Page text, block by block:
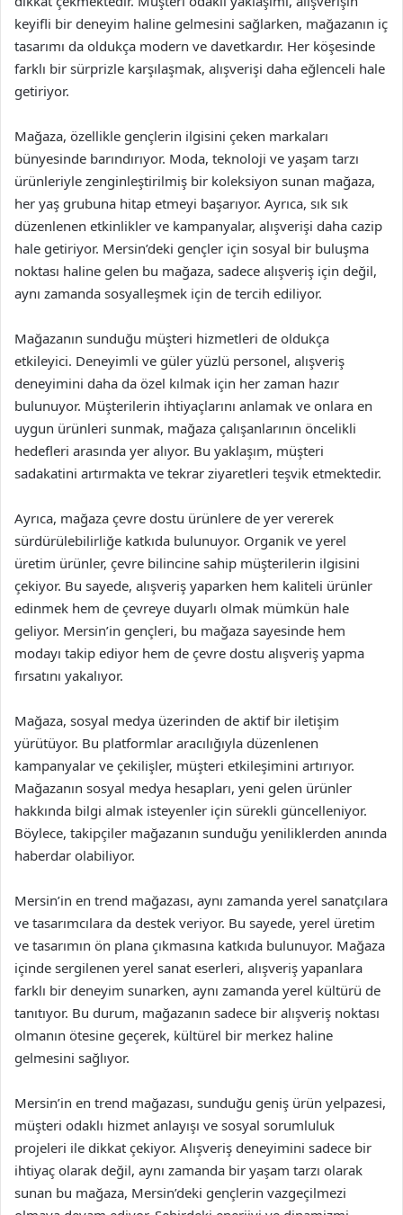
keyifli bir deneyim haline gelmesini sağlarken, mağazanın iç
tasarımı da oldukça modern ve davetkardır. Her köşesinde
farklı bir sürprizle karşılaşmak, alışverişi daha eğlenceli hale
getiriyor.
Mağaza, özellikle gençlerin ilgisini çeken markaları
bünyesinde barındırıyor. Moda, teknoloji ve yaşam tarzı
ürünleriyle zenginleştirilmiş bir koleksiyon sunan mağaza,
her yaş grubuna hitap etmeyi başarıyor. Ayrıca, sık sık
düzenlenen etkinlikler ve kampanyalar, alışverişi daha cazip
hale getiriyor. Mersin’deki gençler için sosyal bir buluşma
noktası haline gelen bu mağaza, sadece alışveriş için değil,
aynı zamanda sosyalleşmek için de tercih ediliyor.
Mağazanın sunduğu müşteri hizmetleri de oldukça
etkileyici. Deneyimli ve güler yüzlü personel, alışveriş
deneyimini daha da özel kılmak için her zaman hazır
bulunuyor. Müşterilerin ihtiyaçlarını anlamak ve onlara en
uygun ürünleri sunmak, mağaza çalışanlarının öncelikli
hedefleri arasında yer alıyor. Bu yaklaşım, müşteri
sadakatini artırmakta ve tekrar ziyaretleri teşvik etmektedir.
Ayrıca, mağaza çevre dostu ürünlere de yer vererek
sürdürülebilirliğe katkıda bulunuyor. Organik ve yerel
üretim ürünler, çevre bilincine sahip müşterilerin ilgisini
çekiyor. Bu sayede, alışveriş yaparken hem kaliteli ürünler
edinmek hem de çevreye duyarlı olmak mümkün hale
geliyor. Mersin’in gençleri, bu mağaza sayesinde hem
modayı takip ediyor hem de çevre dostu alışveriş yapma
fırsatını yakalıyor.
Mağaza, sosyal medya üzerinden de aktif bir iletişim
yürütüyor. Bu platformlar aracılığıyla düzenlenen
kampanyalar ve çekilişler, müşteri etkileşimini artırıyor.
Mağazanın sosyal medya hesapları, yeni gelen ürünler
hakkında bilgi almak isteyenler için sürekli güncelleniyor.
Böylece, takipçiler mağazanın sunduğu yeniliklerden anında
haberdar olabiliyor.
Mersin’in en trend mağazası, aynı zamanda yerel sanatçılara
ve tasarımcılara da destek veriyor. Bu sayede, yerel üretim
ve tasarımın ön plana çıkmasına katkıda bulunuyor. Mağaza
içinde sergilenen yerel sanat eserleri, alışveriş yapanlara
farklı bir deneyim sunarken, aynı zamanda yerel kültürü de
tanıtıyor. Bu durum, mağazanın sadece bir alışveriş noktası
olmanın ötesine geçerek, kültürel bir merkez haline
gelmesini sağlıyor.
Mersin’in en trend mağazası, sunduğu geniş ürün yelpazesi,
müşteri odaklı hizmet anlayışı ve sosyal sorumluluk
projeleri ile dikkat çekiyor. Alışveriş deneyimini sadece bir
ihtiyaç olarak değil, aynı zamanda bir yaşam tarzı olarak
sunan bu mağaza, Mersin’deki gençlerin vazgeçilmezi